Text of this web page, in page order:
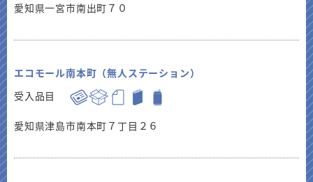
愛知県一宮市南出町７０
エコモール南本町（無人ステーション）
受入品目
愛知県津島市南本町７丁目２６